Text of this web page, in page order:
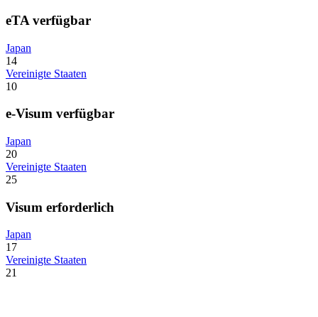
eTA verfügbar
Japan
14
Vereinigte Staaten
10
e-Visum verfügbar
Japan
20
Vereinigte Staaten
25
Visum erforderlich
Japan
17
Vereinigte Staaten
21